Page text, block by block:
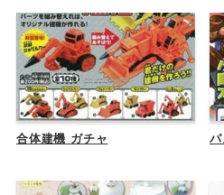
合体建機 ガチャ